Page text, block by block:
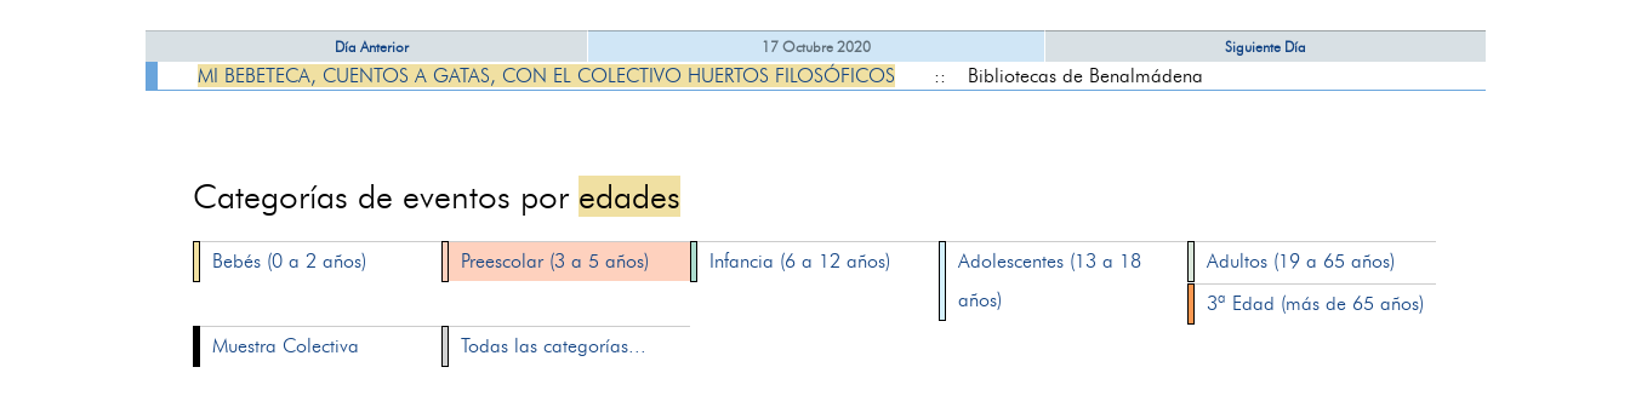
Día Anterior 17 Octubre 2020 Siguiente Día
MI BEBETECA, CUENTOS A GATAS, CON EL COLECTIVO HUERTOS FILOSÓFICOS :: Bibliotecas de Benalmádena
Categorías de eventos por edades
Bebés (0 a 2 años) Preescolar (3 a 5 años) Infancia (6 a 12 años)
Adolescentes (13 a 18
años)
Adultos (19 a 65 años)
3ª Edad (más de 65 años)
Muestra Colectiva
Todas las categorías...